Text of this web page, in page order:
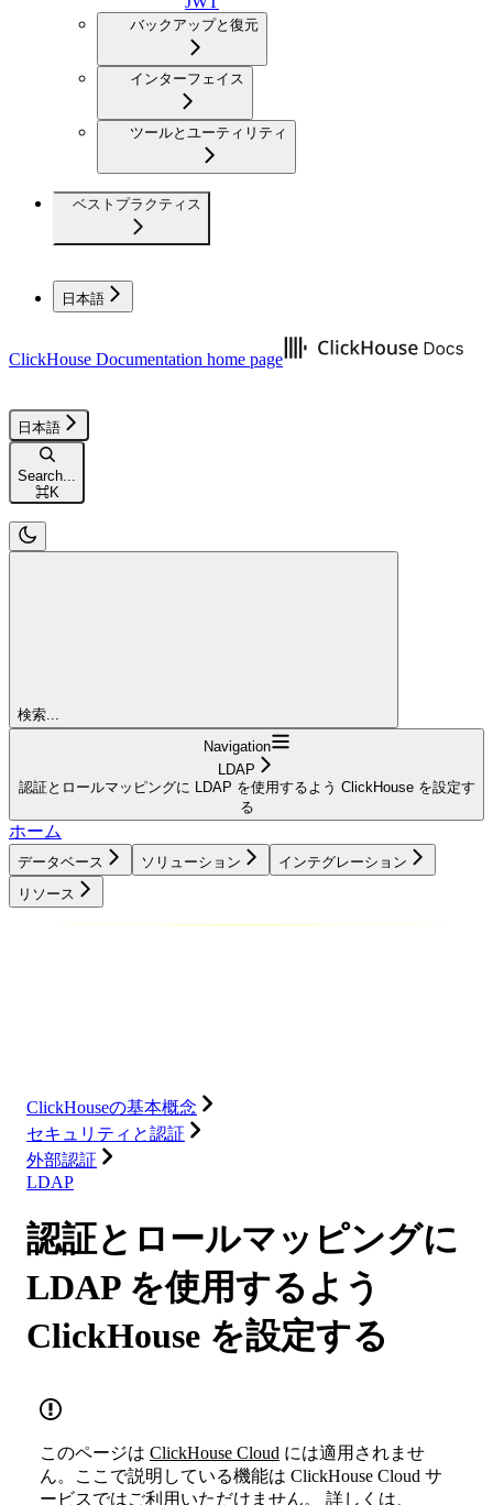
バックアップと復元
インターフェイス
ツールとユーティリティ
ベストプラクティス
日本語
ClickHouse Documentation home page
日本語
Search...
⌘K
検索...
Navigation
LDAP
認証とロールマッピングに LDAP を使用するよう ClickHouse を設定す
る
ホーム
データベース ソリューション
インテグレーション
リソース
ClickHouseの基本概念
セキュリティと認証
外部認証
LDAP
認証とロールマッピングに
LDAP を使用するよう
ClickHouse を設定する
このページは ClickHouse Cloud には適用されませ
ん。ここで説明している機能は ClickHouse Cloud サ
ービスではご利用いただけません。 詳しくは、